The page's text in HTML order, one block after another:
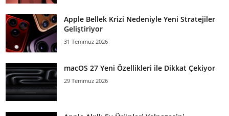
Apple Bellek Krizi Nedeniyle Yeni Stratejiler
Geliştiriyor
31 Temmuz 2026
macOS 27 Yeni Özellikleri ile Dikkat Çekiyor
29 Temmuz 2026